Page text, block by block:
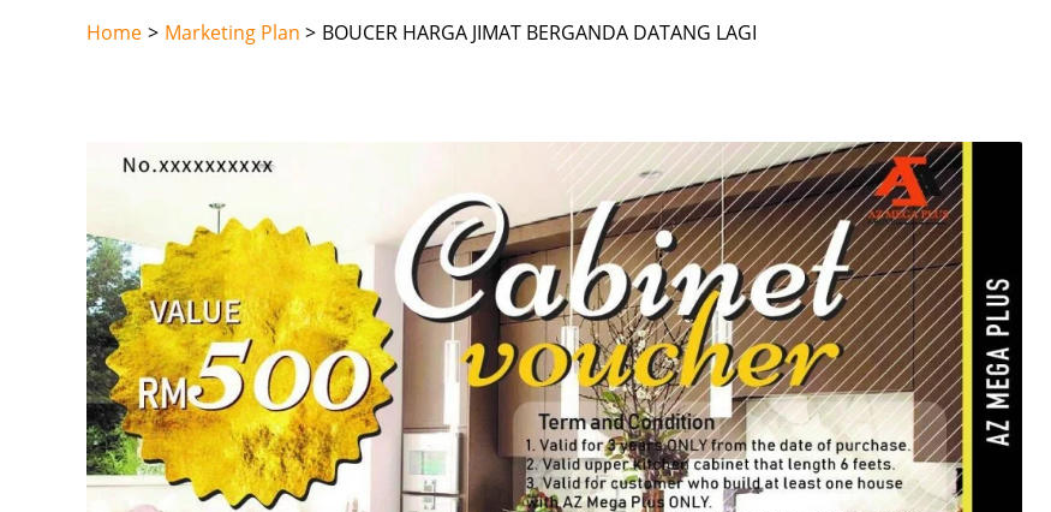
Home Marketing Plan BOUCER HARGA JIMAT BERGANDA DATANG LAGI
Post